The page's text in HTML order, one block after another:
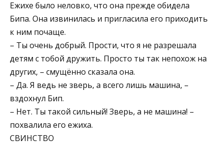
Ежихе было неловко, что она прежде обидела
Бипа. Она извинилась и пригласила его приходить
к ним почаще.
– Ты очень добрый. Прости, что я не разрешала
детям с тобой дружить. Просто ты так непохож на
других, – смущённо сказала она.
– Да. Я ведь не зверь, а всего лишь машина, –
вздохнул Бип.
– Нет. Ты такой сильный! Зверь, а не машина! –
похвалила его ежиха.
СВИНСТВО